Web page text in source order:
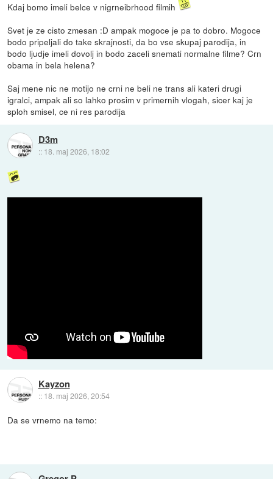
Kdaj bomo imeli belce v nigrneibrhood filmih
Svet je ze cisto zmesan :D ampak mogoce je pa to dobro. Mogoce
bodo pripeljali do take skrajnosti, da bo vse skupaj parodija, in
bodo ljudje imeli dovolj in bodo zaceli snemati normalne filme? Crn
obama in bela helena?
Saj mene nic ne motijo ne crni ne beli ne trans ali kateri drugi
igralci, ampak ali so lahko prosim v primernih vlogah, sicer kaj je
sploh smisel, ce ni res parodija
D3m
:: 18. maj 2026, 18:02
Kayzon
:: 18. maj 2026, 20:54
Da se vrnemo na temo: